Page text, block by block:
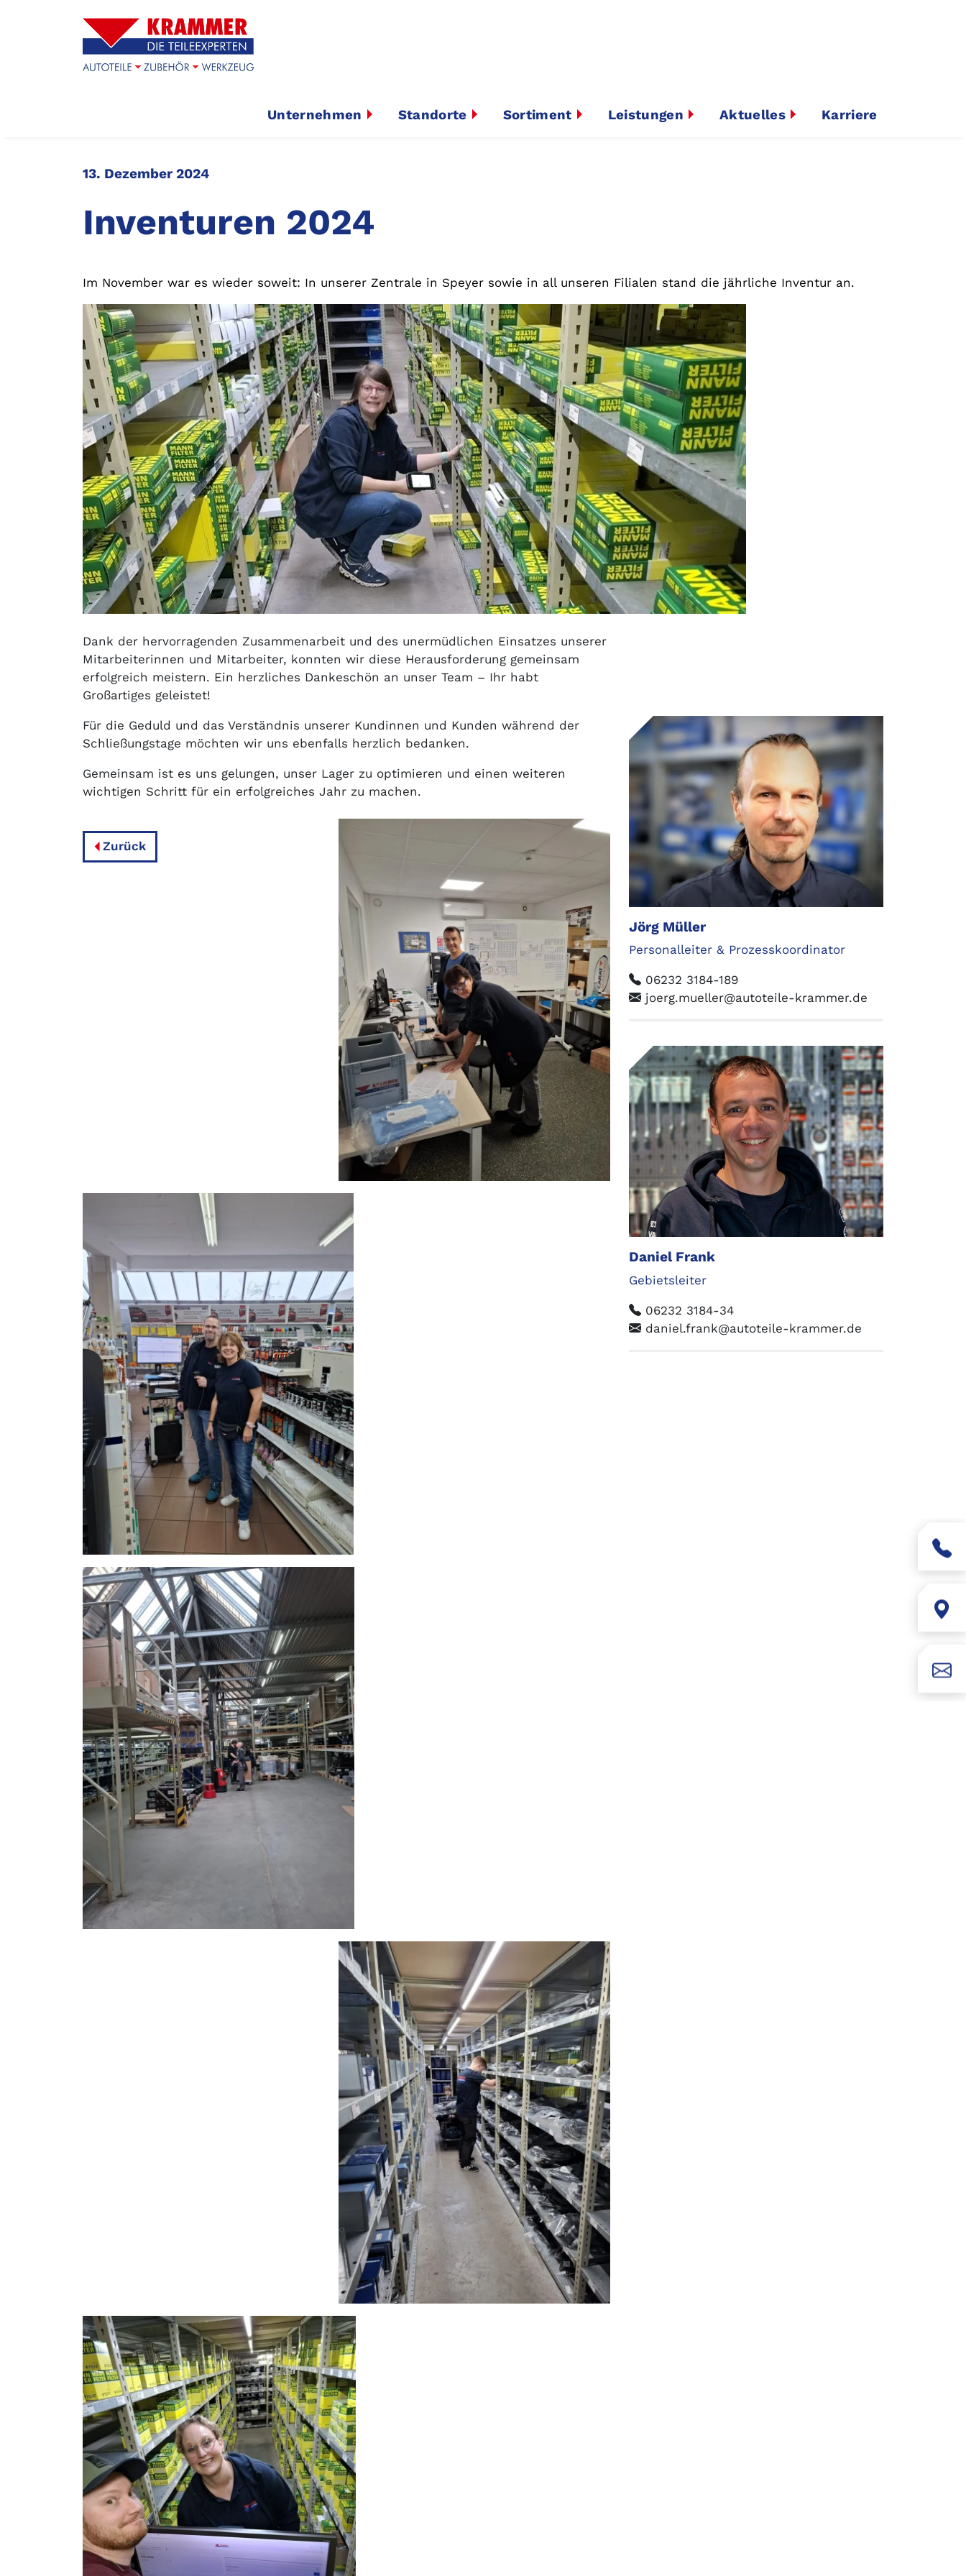
Unternehmen Standorte Sortiment Leistungen Aktuelles Karriere
13. Dezember 2024
Inventuren 2024
Im November war es wieder soweit: In unserer Zentrale in Speyer sowie in all unseren Filialen stand die jährliche Inventur an.
Dank der hervorragenden Zusammenarbeit und des unermüdlichen Einsatzes unserer
Mitarbeiterinnen und Mitarbeiter, konnten wir diese Herausforderung gemeinsam
erfolgreich meistern. Ein herzliches Dankeschön an unser Team – Ihr habt
Großartiges geleistet!
Für die Geduld und das Verständnis unserer Kundinnen und Kunden während der
Schließungstage möchten wir uns ebenfalls herzlich bedanken.
Gemeinsam ist es uns gelungen, unser Lager zu optimieren und einen weiteren
wichtigen Schritt für ein erfolgreiches Jahr zu machen.
Zurück
Jörg Müller
Personalleiter & Prozesskoordinator
06232 3184-189
joerg.mueller@autoteile-krammer.de
Daniel Frank
Gebietsleiter
06232 3184-34
daniel.frank@autoteile-krammer.de